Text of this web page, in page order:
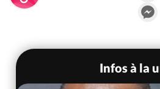
Infos à la